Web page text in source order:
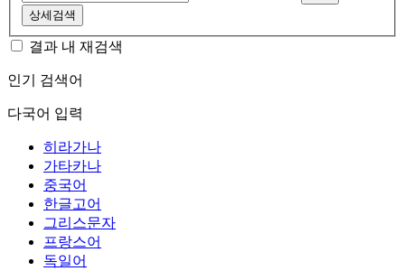
상세검색
결과 내 재검색
인기 검색어
다국어 입력
히라가나
가타카나
중국어
한글고어
그리스문자
프랑스어
독일어